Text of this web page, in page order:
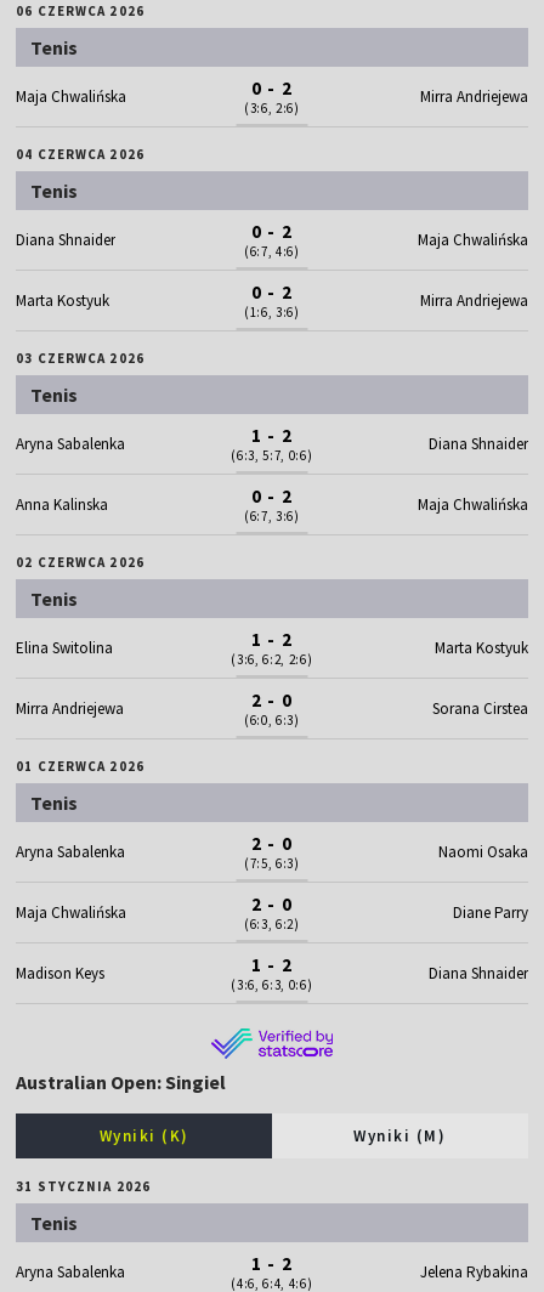
06 CZERWCA 2026
Tenis
Maja Chwalińska 0 - 2
(3:6, 2:6)
Mirra Andriejewa
04 CZERWCA 2026
Tenis
Diana Shnaider 0 - 2
(6:7, 4:6)
Maja Chwalińska
Marta Kostyuk 0 - 2
(1:6, 3:6)
Mirra Andriejewa
03 CZERWCA 2026
Tenis
Aryna Sabalenka 1 - 2
(6:3, 5:7, 0:6)
Diana Shnaider
Anna Kalinska 0 - 2
(6:7, 3:6)
Maja Chwalińska
02 CZERWCA 2026
Tenis
Elina Switolina 1 - 2
(3:6, 6:2, 2:6)
Marta Kostyuk
Mirra Andriejewa 2 - 0
(6:0, 6:3)
Sorana Cirstea
01 CZERWCA 2026
Tenis
Aryna Sabalenka 2 - 0
(7:5, 6:3)
Naomi Osaka
Maja Chwalińska 2 - 0
(6:3, 6:2)
Diane Parry
Madison Keys 1 - 2
(3:6, 6:3, 0:6)
Diana Shnaider
Australian Open: Singiel
Wyniki (K) Wyniki (M)
31 STYCZNIA 2026
Tenis
Aryna Sabalenka 1 - 2
(4:6, 6:4, 4:6)
Jelena Rybakina